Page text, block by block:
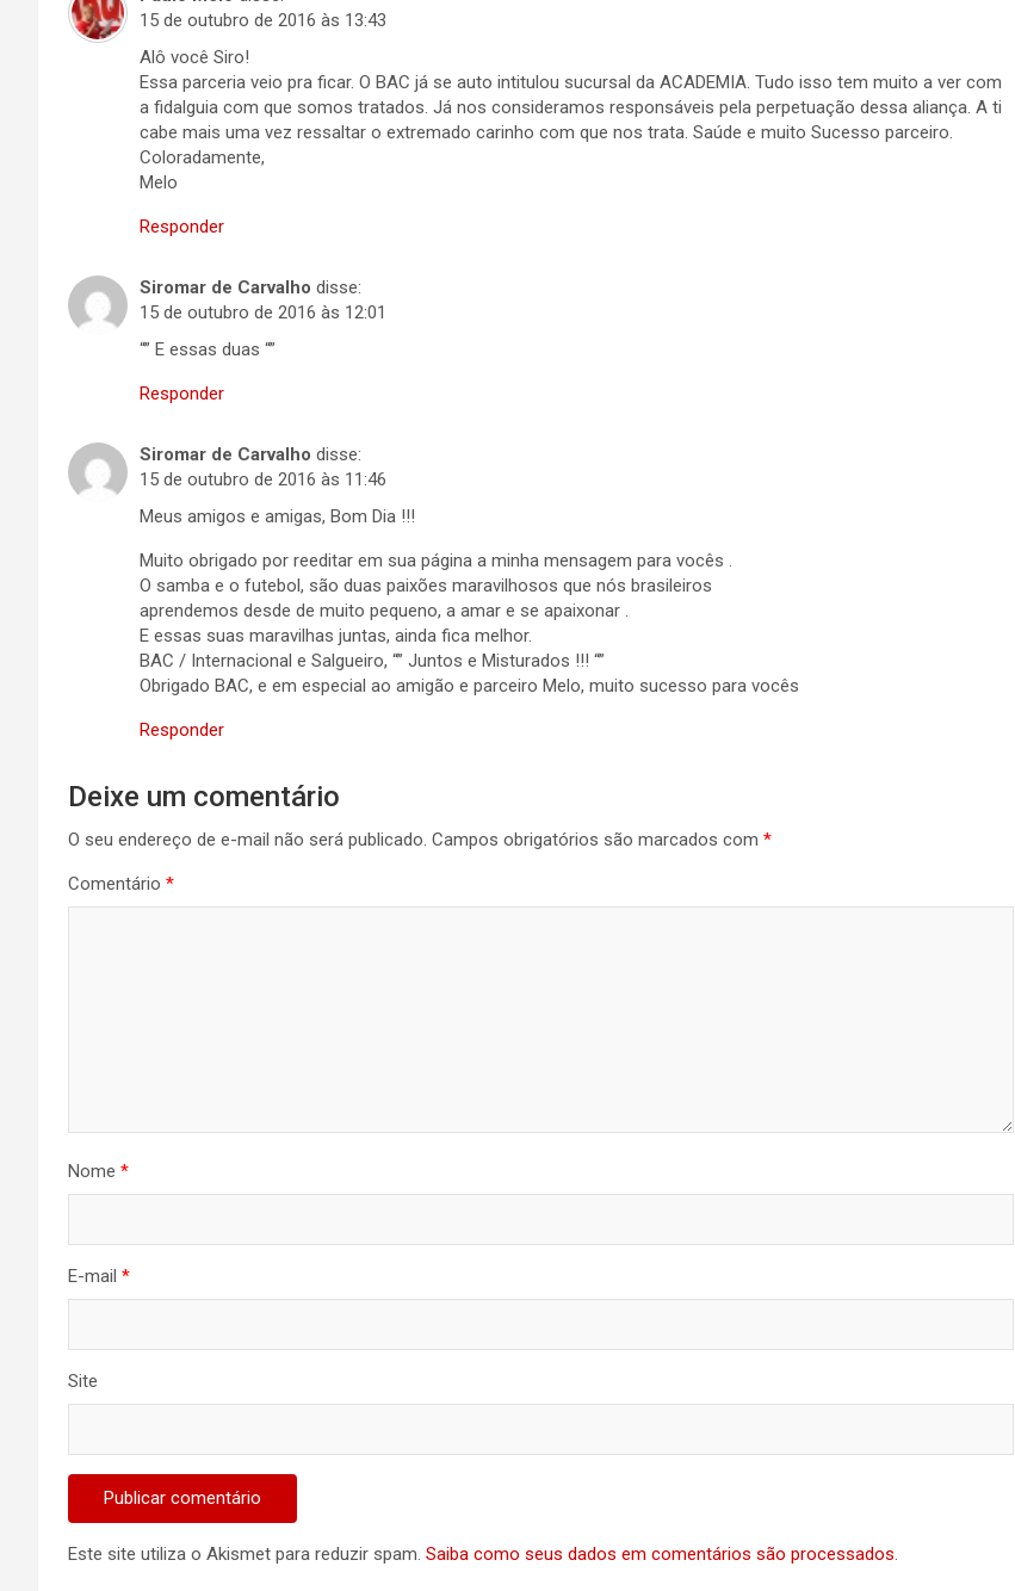
15 de outubro de 2016 às 13:43
Alô você Siro!
Essa parceria veio pra ficar. O BAC já se auto intitulou sucursal da ACADEMIA. Tudo isso tem muito a ver com
a fidalguia com que somos tratados. Já nos consideramos responsáveis pela perpetuação dessa aliança. A ti
cabe mais uma vez ressaltar o extremado carinho com que nos trata. Saúde e muito Sucesso parceiro.
Coloradamente,
Melo
Responder
Siromar de Carvalho disse:
15 de outubro de 2016 às 12:01
“” E essas duas “”
Responder
Siromar de Carvalho disse:
15 de outubro de 2016 às 11:46
Meus amigos e amigas, Bom Dia !!!
Muito obrigado por reeditar em sua página a minha mensagem para vocês .
O samba e o futebol, são duas paixões maravilhosos que nós brasileiros
aprendemos desde de muito pequeno, a amar e se apaixonar .
E essas suas maravilhas juntas, ainda fica melhor.
BAC / Internacional e Salgueiro, “” Juntos e Misturados !!! “”
Obrigado BAC, e em especial ao amigão e parceiro Melo, muito sucesso para vocês
Responder
Deixe um comentário
O seu endereço de e-mail não será publicado. Campos obrigatórios são marcados com *
Comentário *
Nome *
E-mail *
Site
Este site utiliza o Akismet para reduzir spam. Saiba como seus dados em comentários são processados.